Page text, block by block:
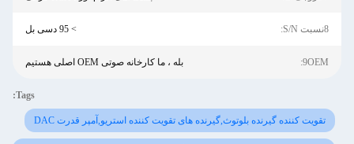
8نسبت S/N: > 95 دسی بل
9OEM: بله ، ما کارخانه صوتی OEM اصلی هستیم
Tags:
تقویت کننده گیرنده بلوتوث,گیرنده های تقویت کننده استریو,آمپر قدرت DAC